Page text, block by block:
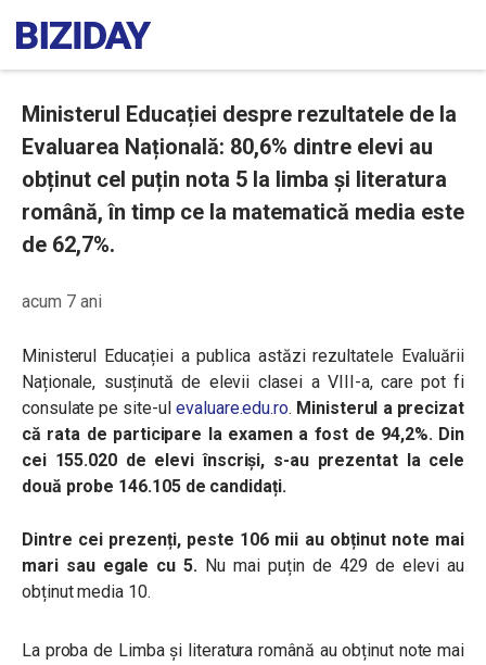
Ministerul Educației despre rezultatele de la
Evaluarea Națională: 80,6% dintre elevi au
obținut cel puțin nota 5 la limba și literatura
română, în timp ce la matematică media este
de 62,7%.
acum 7 ani
Ministerul Educației a publica astăzi rezultatele Evaluării
Naționale, susținută de elevii clasei a VIII-a, care pot fi
consulate pe site-ulevaluare.edu.ro. Ministerul a precizat
că rata de participare la examen a fost de 94,2%. Din
cei 155.020 de elevi înscriși, s-au prezentat la cele
două probe 146.105 de candidați.
Dintre cei prezenți, peste 106 mii au obținut note mai
mari sau egale cu 5. Nu mai puțin de 429 de elevi au
obținut media 10.
La proba de Limba și literatura română au obținut note mai